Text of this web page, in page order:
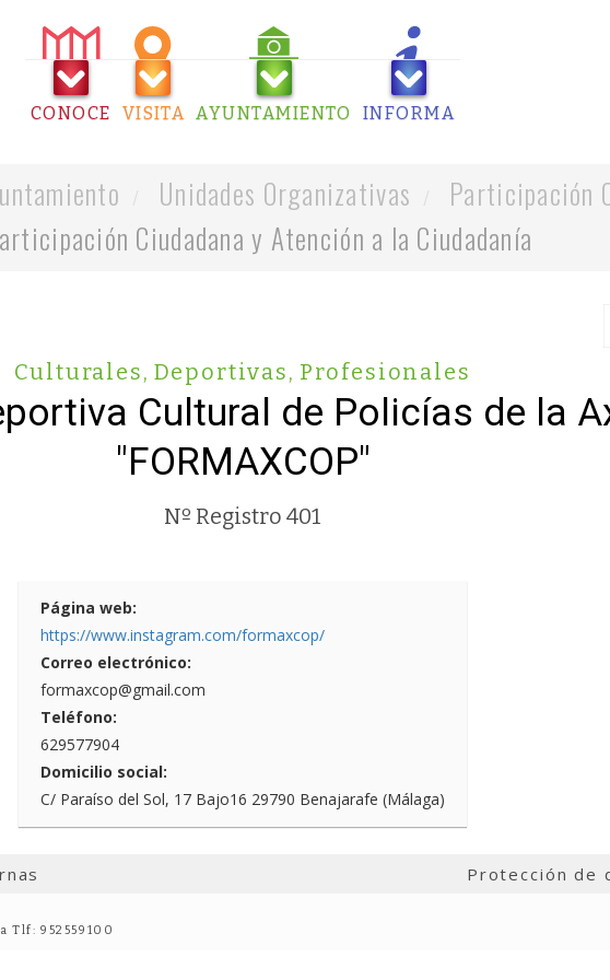
CONOCE VISITA AYUNTAMIENTO INFORMA
Unidades Organizativas
Participación
Ciudadana y Atención a la Ciudadanía
Culturales, Deportivas, Profesionales
Cultural de Policías de la
"FORMAXCOP"
Nº Registro 401
Página web:
https://www.instagram.com/formaxcop/
Correo electrónico:
formaxcop@gmail.com
Teléfono:
629577904
Domicilio social:
C/ Paraíso del Sol, 17 Bajo16 29790 Benajarafe (Málaga)
Protección de
Tlf: 952559100